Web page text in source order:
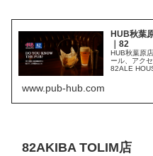
HUB秋葉
｜82
HUB秋葉原
ール、アク
82ALE
www.pub-hub.com
82AKIBA TOLIM店